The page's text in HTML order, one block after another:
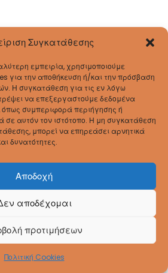
Συγκατάθεσης
εμπειρία, χρησιμοποιούμε
για την αποθήκευση ή/και την πρόσβαση
Η συγκατάθεση για τις εν λόγω
να επεξεργαστούμε δεδομένα
συμπεριφορά περιήγησης ή
σε αυτόν τον ιστότοπο. Η μη συγκατάθεση
μπορεί να επηρεάσει αρνητικά
δυνατότητες.
Αποδοχή
αποδέχομαι
προτιμήσεων
Πολιτική Cookies
Reserved.